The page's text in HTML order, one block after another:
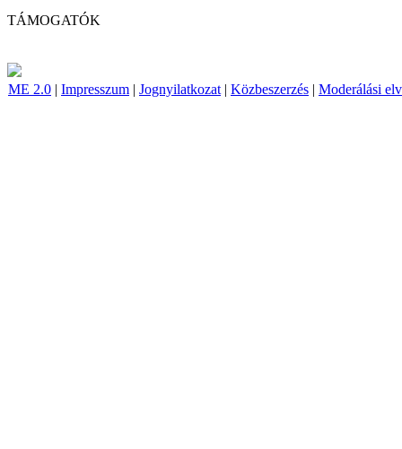
TÁMOGATÓK
ME 2.0 | Impresszum | Jognyilatkozat | Közbeszerzés | Moderálási